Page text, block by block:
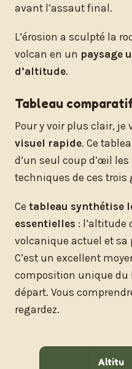
avant l’assaut final.
L’érosion a sculpté la
volcan en un paysage
d’altitude.
Tableau
Pour y voir plus clair, je
visuel rapide. Ce
d’un seul coup d’œil
techniques de ces trois
Ce tableau synthétise
essentielles : l’altitude
volcanique actuel et
C’est un excellent
composition unique du
départ. Vous
regardez.
Altitu